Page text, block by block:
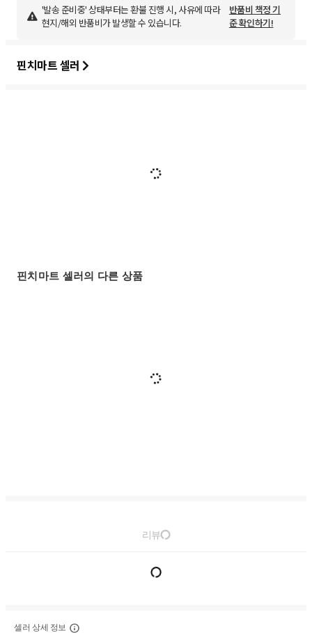
'발송 준비중' 상태부터는 환불 진행 시, 사유에 따라
현지/해외 반품비가 발생할 수 있습니다.
반품비 책정 기
준 확인하기!
핀치마트 셀러
핀치마트 셀러의 다른 상품
리뷰
셀러 상세 정보